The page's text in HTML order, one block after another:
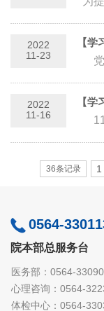
在
2022
11-23
党
广
2022
11-16
11
36条记录 1
0564-
院本部总服务台
医务部：0564-
心理咨询：0564-
体检中心：0564-